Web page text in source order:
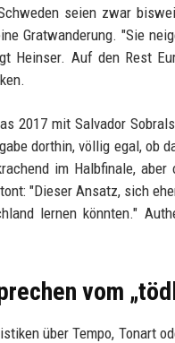
seien zwar
Gratwanderung. "Sie
Heinser. Auf den Rest
2017 mit Salvador
dorthin, völlig egal, ob
im Halbfinale,
"Dieser Ansatz, sich
lernen könnten."
vom
über Tempo, Tonart